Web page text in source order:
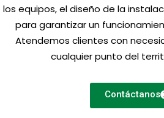
los equipos, el diseño de la
para garantizar un
Atendemos clientes con
cualquier punto del
Contáctanos